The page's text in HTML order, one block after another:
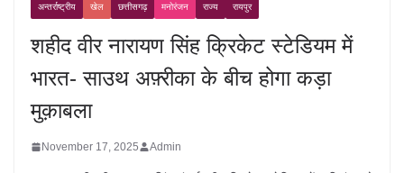
अन्तर्राष्ट्रीय खेल छत्तीसगढ़ मनोरंजन राज्य रायपुर
शहीद वीर नारायण सिंह क्रिकेट स्टेडियम में
भारत- साउथ अफ़्रीका के बीच होगा कड़ा
मुक़ाबला
November 17, 2025 Admin